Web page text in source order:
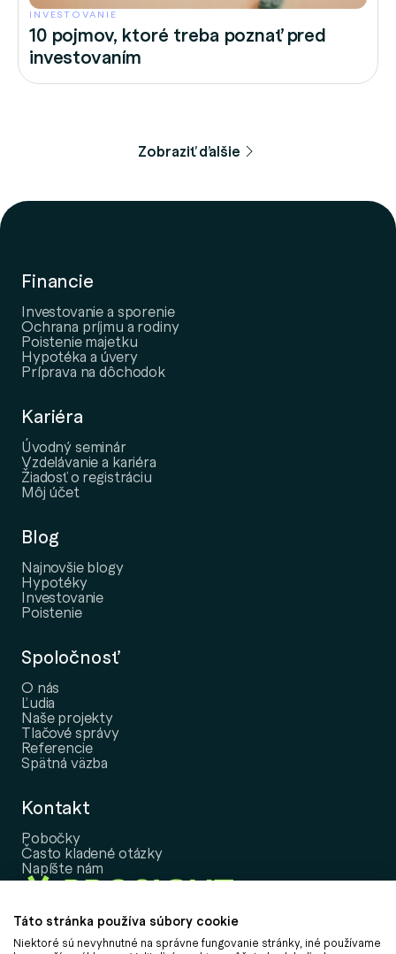
INVESTOVANIE
10 pojmov, ktoré treba poznať pred
investovaním
Zobraziť ďalšie
Financie
Investovanie a sporenie
Ochrana príjmu a rodiny
Poistenie majetku
Hypotéka a úvery
Príprava na dôchodok
Kariéra
Úvodný seminár
Vzdelávanie a kariéra
Žiadosť o registráciu
Môj účet
Blog
Najnovšie blogy
Hypotéky
Investovanie
Poistenie
Spoločnosť
O nás
Ľudia
Naše projekty
Tlačové správy
Referencie
Spätná väzba
Kontakt
Pobočky
Často kladené otázky
Napíšte nám
Táto stránka používa súbory cookie
Niektoré sú nevyhnutné na správne fungovanie stránky, iné používame